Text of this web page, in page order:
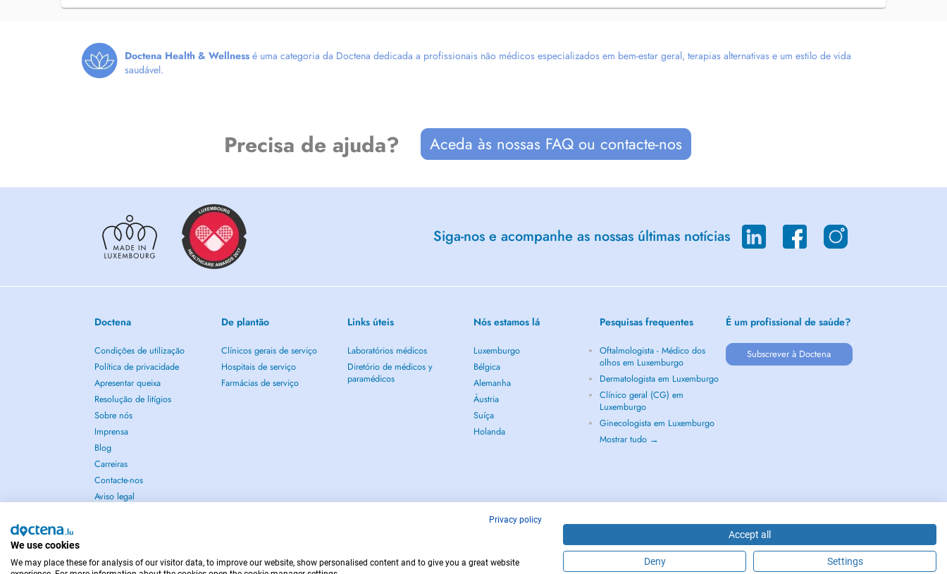
Doctena Health & Wellness é uma categoria da Doctena dedicada a profissionais não médicos especializados em bem-estar geral, terapias alternativas e um estilo de vida
saudável.
Precisa de ajuda? Aceda às nossas FAQ ou contacte-nos
Siga-nos e acompanhe as nossas últimas notícias
Doctena
Condições de utilização
Política de privacidade
Apresentar queixa
Resolução de litígios
Sobre nós
Imprensa
Blog
Carreiras
Contacte-nos
Aviso legal
De plantão
Clínicos gerais de serviço
Hospitais de serviço
Farmácias de serviço
Links úteis
Laboratórios médicos
Diretório de médicos y
paramédicos
Nós estamos lá
Luxemburgo
Bélgica
Alemanha
Áustria
Suíça
Holanda
Pesquisas frequentes
Oftalmologista - Médico dos
olhos em Luxemburgo
Dermatologista em Luxemburgo
Clínico geral (CG) em
Luxemburgo
Ginecologista em Luxemburgo
Mostrar tudo →
É um profissional de saúde?
Subscrever à Doctena
EM CASO DE EMERGÊNCIA, CONTACTE : 112 Copyright © 2026 - DOCTENA S.A. 42, Rue de la Vallée, L-2661 Luxembourg
Privacy policy
We use cookies
We may place these for analysis of our visitor data, to improve our website, show personalised content and to give you a great website
Accept all
Deny Settings